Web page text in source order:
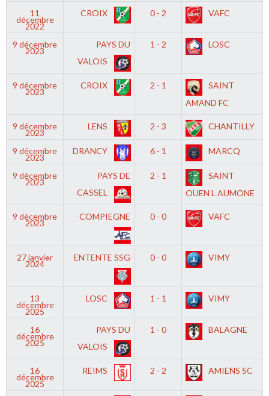
11
décembre
2022
CROIX 0 - 2 VAFC
9 décembre
2023
PAYS DU
VALOIS
1 - 2 LOSC
9 décembre
2023
CROIX 2 - 1
SAINT
AMAND FC
9 décembre
2023
LENS 2 - 3 CHANTILLY
9 décembre
2023
DRANCY 6 - 1 MARCQ
9 décembre
2023
PAYS DE
CASSEL
2 - 1
SAINT
OUEN L AUMONE
9 décembre
2023
COMPIEGNE 0 - 0 VAFC
27 janvier
2024
ENTENTE SSG 0 - 0 VIMY
13
décembre
2025
LOSC 1 - 1 VIMY
16
décembre
2025
PAYS DU
VALOIS
1 - 0 BALAGNE
16
décembre
2025
REIMS 2 - 2 AMIENS SC